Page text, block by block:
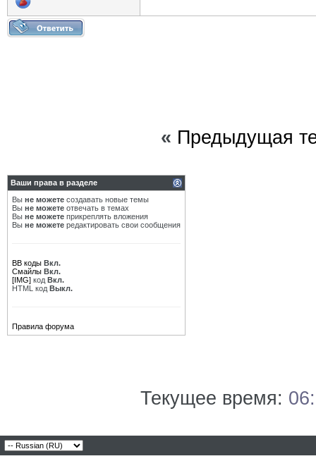
« Предыдущая
Ваши права в разделе
Вы не можете создавать новые темы
Вы не можете отвечать в темах
Вы не можете прикреплять вложения
Вы не можете редактировать свои сообщения
BB коды Вкл.
Смайлы Вкл.
[IMG] код Вкл.
HTML код Выкл.
Правила форума
Текущее время: